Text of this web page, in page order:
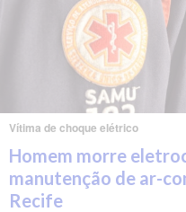
Vítima de choque elétrico
Homem morre
manutenção de ar-
Recife